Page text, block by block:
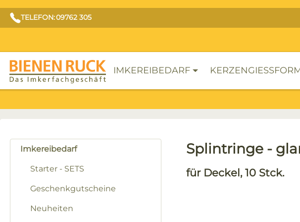
TELEFON: 09762 305
IMKEREIBEDARF
Imkereibedarf
Starter - SETS
Geschenkgutscheine
Neuheiten
Splintringe -
für Deckel, 10 Stck.